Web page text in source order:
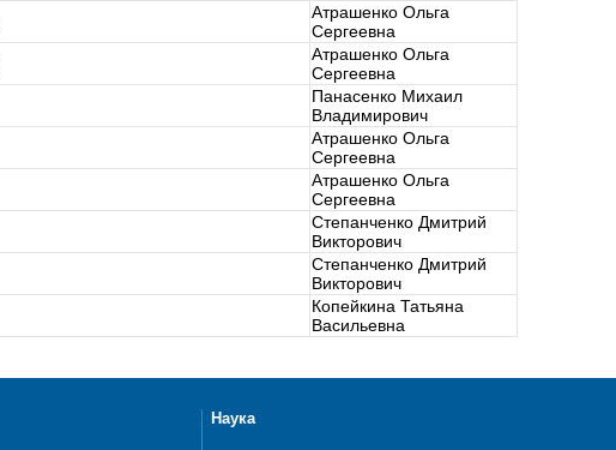
Атрашенко Ольга
Сергеевна
Атрашенко Ольга
Сергеевна
Панасенко Михаил
Владимирович
Атрашенко Ольга
Сергеевна
Атрашенко Ольга
Сергеевна
Степанченко Дмитрий
Викторович
Степанченко Дмитрий
Викторович
Копейкина Татьяна
Васильевна
Наука